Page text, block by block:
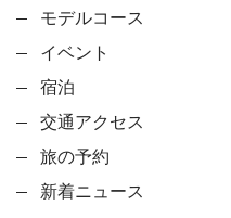
モデルコース
イベント
宿泊
交通アクセス
旅の予約
新着ニュース